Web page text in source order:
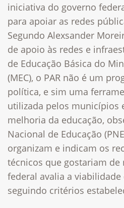
iniciativa do governo
para apoiar as redes
Segundo Alexsander
de apoio às redes e
de Educação Básica do
(MEC), o PAR não é um
política, e sim uma
utilizada pelos municípios
melhoria da educação,
Nacional de Educação
organizam e indicam os
técnicos que gostariam de
federal avalia a
seguindo critérios